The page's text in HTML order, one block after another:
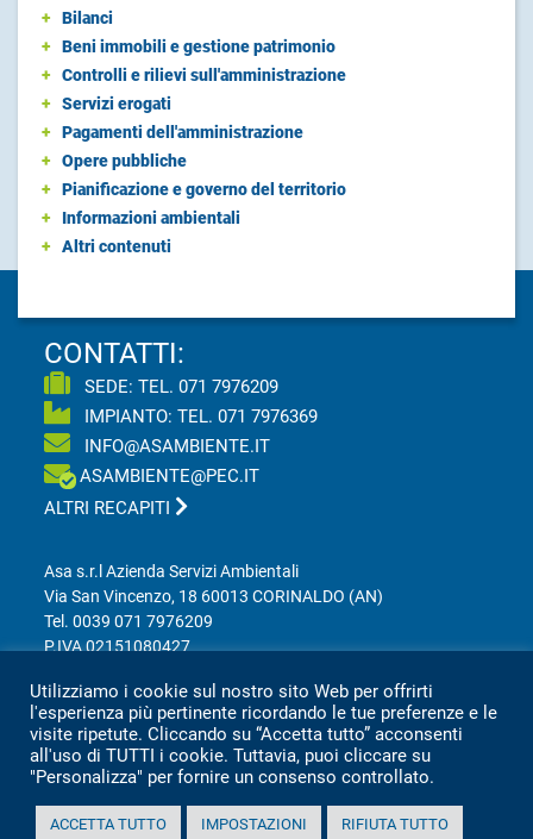
+
Bilanci
+
Beni immobili e gestione patrimonio
+
Controlli e rilievi sull'amministrazione
+
Servizi erogati
+
Pagamenti dell'amministrazione
+
Opere pubbliche
+
Pianificazione e governo del territorio
+
Informazioni ambientali
+
Altri contenuti
CONTATTI:
SEDE: TEL.071 7976209
IMPIANTO: TEL.071 7976369
INFO@ASAMBIENTE.IT
ASAMBIENTE@PEC.IT
ALTRI RECAPITI
Asa s.r.l Azienda Servizi Ambientali
Via San Vincenzo, 18 60013 CORINALDO (AN)
Tel.0039 071 7976209
P.IVA 02151080427
Informativa sulla privacy per clienti e fornitori
Totale visitatori amministrazione trasparente:
anno 2025
2.360
Utilizziamo i cookie sul nostro sito Web per offrirti
l'esperienza più pertinente ricordando le tue preferenze e le
visite ripetute. Cliccando su “Accetta tutto” acconsenti
all'uso di TUTTI i cookie. Tuttavia, puoi cliccare su
"Personalizza" per fornire un consenso controllato.
ACCETTA TUTTO IMPOSTAZIONI RIFIUTA TUTTO